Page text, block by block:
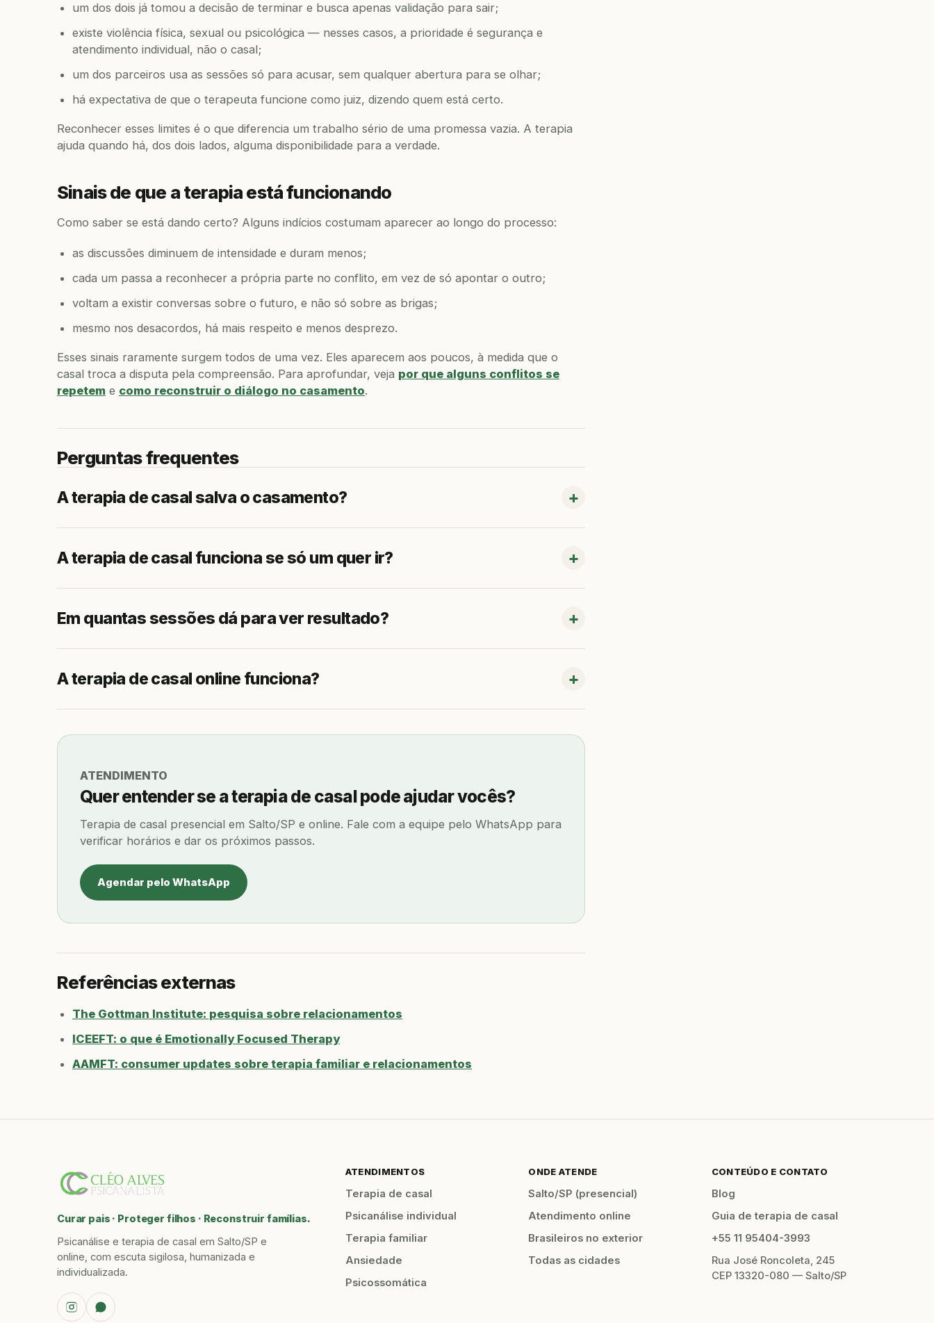
um dos dois já tomou a decisão de terminar e busca apenas validação para sair;
existe violência física, sexual ou psicológica — nesses casos, a prioridade é segurança e
atendimento individual, não o casal;
um dos parceiros usa as sessões só para acusar, sem qualquer abertura para se olhar;
há expectativa de que o terapeuta funcione como juiz, dizendo quem está certo.
Reconhecer esses limites é o que diferencia um trabalho sério de uma promessa vazia. A terapia
ajuda quando há, dos dois lados, alguma disponibilidade para a verdade.
Sinais de que a terapia está funcionando
Como saber se está dando certo? Alguns indícios costumam aparecer ao longo do processo:
as discussões diminuem de intensidade e duram menos;
cada um passa a reconhecer a própria parte no conflito, em vez de só apontar o outro;
voltam a existir conversas sobre o futuro, e não só sobre as brigas;
mesmo nos desacordos, há mais respeito e menos desprezo.
Esses sinais raramente surgem todos de uma vez. Eles aparecem aos poucos, à medida que o
casal troca a disputa pela compreensão. Para aprofundar, veja por que alguns conflitos se
repetem e como reconstruir o diálogo no casamento.
Perguntas frequentes
A terapia de casal salva o casamento?
A terapia de casal funciona se só um quer ir?
Em quantas sessões dá para ver resultado?
A terapia de casal online funciona?
ATENDIMENTO
Quer entender se a terapia de casal pode ajudar vocês?
Terapia de casal presencial em Salto/SP e online. Fale com a equipe pelo WhatsApp para
verificar horários e dar os próximos passos.
Agendar pelo WhatsApp
Referências externas
The Gottman Institute: pesquisa sobre relacionamentos
ICEEFT: o que é Emotionally Focused Therapy
AAMFT: consumer updates sobre terapia familiar e relacionamentos
Curar pais · Proteger filhos · Reconstruir famílias.
Psicanálise e terapia de casal em Salto/SP e
online, com escuta sigilosa, humanizada e
individualizada.
ATENDIMENTOS
Terapia de casal
Psicanálise individual
Terapia familiar
Ansiedade
Psicossomática
ONDE ATENDE
Salto/SP (presencial)
Atendimento online
Brasileiros no exterior
Todas as cidades
CONTEÚDO E CONTATO
Blog
Guia de terapia de casal
+55 11 95404-3993
Rua José Roncoleta, 245
CEP 13320-080 — Salto/SP